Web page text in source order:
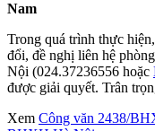
Nam
Trong quá trình thực
đổi, đề nghị liên hệ
Nội (024.37236556 hoặc
được giải quyết. Trân
Xem Công văn 2438/